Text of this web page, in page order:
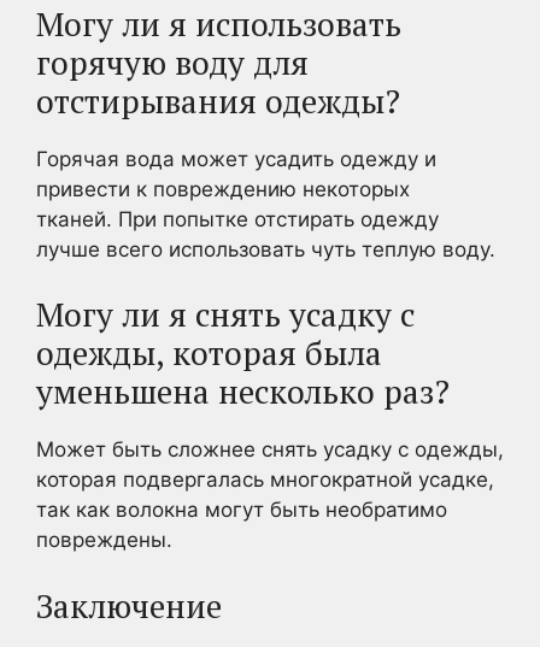
Могу ли я использовать
горячую воду для
отстирывания одежды?
Горячая вода может усадить одежду и
привести к повреждению некоторых
тканей. При попытке отстирать одежду
лучше всего использовать чуть теплую воду.
Могу ли я снять усадку с
одежды, которая была
уменьшена несколько раз?
Может быть сложнее снять усадку с одежды,
которая подвергалась многократной усадке,
так как волокна могут быть необратимо
повреждены.
Заключение